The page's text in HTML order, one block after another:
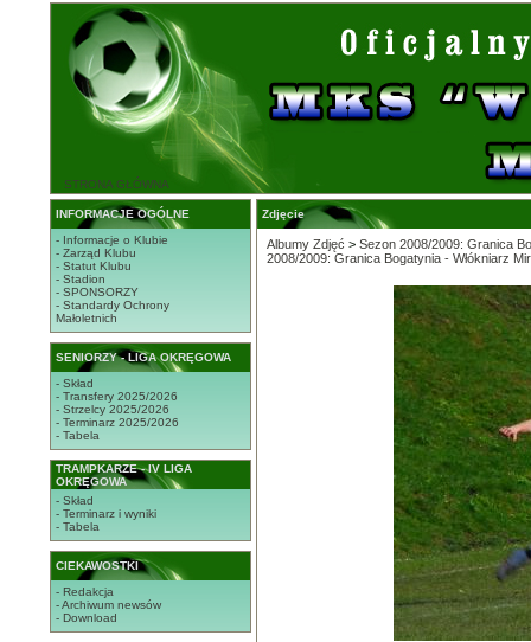
STRONA GŁÓWNA
INFORMACJE OGÓLNE
- Informacje o Klubie
- Zarząd Klubu
- Statut Klubu
- Stadion
- SPONSORZY
- Standardy Ochrony
Małoletnich
SENIORZY - LIGA OKRĘGOWA
- Skład
- Transfery 2025/2026
- Strzelcy 2025/2026
- Terminarz 2025/2026
- Tabela
TRAMPKARZE - IV LIGA
OKRĘGOWA
- Skład
- Terminarz i wyniki
- Tabela
CIEKAWOSTKI
- Redakcja
- Archiwum newsów
- Download
Zdjęcie
Albumy Zdjęć > Sezon 2008/2009: Granica
2008/2009: Granica Bogatynia - Włókniarz